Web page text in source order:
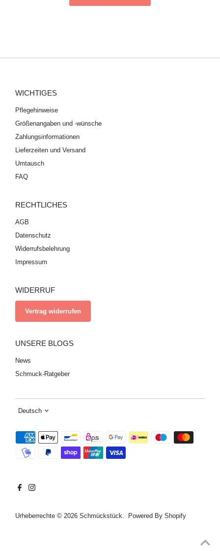
WICHTIGES
Pflegehinweise
Größenangaben und -wünsche
Zahlungsinformationen
Lieferzeiten und Versand
Umtausch
FAQ
RECHTLICHES
AGB
Datenschutz
Widerrufsbelehrung
Impressum
WIDERRUF
Vertrag widerrufen
UNSERE BLOGS
News
Schmuck-Ratgeber
Urheberrechte © 2026Schmückstück. Powered By Shopify
Deutsch